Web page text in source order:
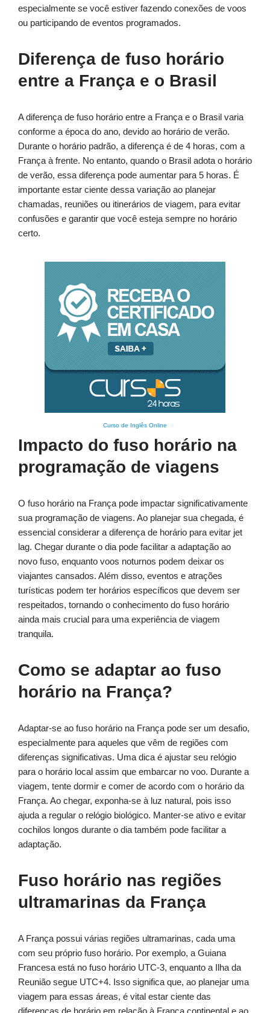
especialmente se você estiver fazendo conexões de voos
ou participando de eventos programados.
Diferença de fuso horário
entre a França e o Brasil
A diferença de fuso horário entre a França e o Brasil varia
conforme a época do ano, devido ao horário de verão.
Durante o horário padrão, a diferença é de 4 horas, com a
França à frente. No entanto, quando o Brasil adota o horário
de verão, essa diferença pode aumentar para 5 horas. É
importante estar ciente dessa variação ao planejar
chamadas, reuniões ou itinerários de viagem, para evitar
confusões e garantir que você esteja sempre no horário
certo.
Curso de Inglês Online
Impacto do fuso horário na
programação de viagens
O fuso horário na França pode impactar significativamente
sua programação de viagens. Ao planejar sua chegada, é
essencial considerar a diferença de horário para evitar jet
lag. Chegar durante o dia pode facilitar a adaptação ao
novo fuso, enquanto voos noturnos podem deixar os
viajantes cansados. Além disso, eventos e atrações
turísticas podem ter horários específicos que devem ser
respeitados, tornando o conhecimento do fuso horário
ainda mais crucial para uma experiência de viagem
tranquila.
Como se adaptar ao fuso
horário na França?
Adaptar-se ao fuso horário na França pode ser um desafio,
especialmente para aqueles que vêm de regiões com
diferenças significativas. Uma dica é ajustar seu relógio
para o horário local assim que embarcar no voo. Durante a
viagem, tente dormir e comer de acordo com o horário da
França. Ao chegar, exponha-se à luz natural, pois isso
ajuda a regular o relógio biológico. Manter-se ativo e evitar
cochilos longos durante o dia também pode facilitar a
adaptação.
Fuso horário nas regiões
ultramarinas da França
A França possui várias regiões ultramarinas, cada uma
com seu próprio fuso horário. Por exemplo, a Guiana
Francesa está no fuso horário UTC-3, enquanto a Ilha da
Reunião segue UTC+4. Isso significa que, ao planejar uma
viagem para essas áreas, é vital estar ciente das